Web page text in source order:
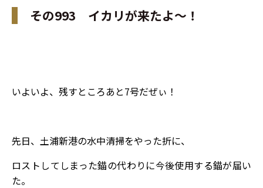
その993 イカリが来たよ～！
いよいよ、残すところあと7号だぜぃ！
先日、土浦新港の水中清掃をやった折に、
ロストしてしまった錨の代わりに今後使用する錨が届い
た。